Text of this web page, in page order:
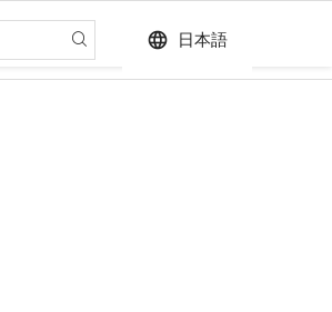
language 日本語